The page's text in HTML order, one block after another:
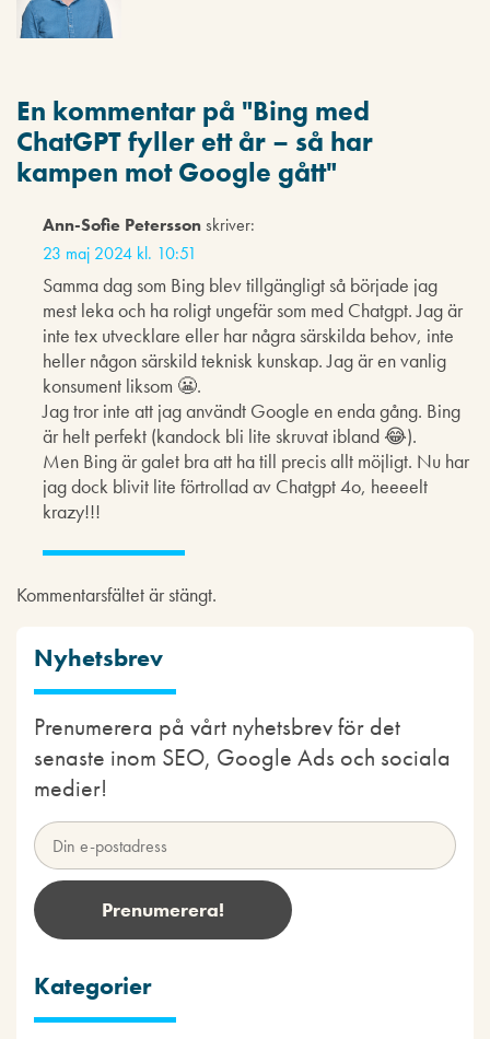
En kommentar på "Bing med
ChatGPT fyller ett år – så har
kampen mot Google gått"
Ann-Sofie Peterssonskriver:
23 maj 2024 kl. 10:51
Samma dag som Bing blev tillgängligt så började jag
mest leka och ha roligt ungefär som med Chatgpt. Jag är
inte tex utvecklare eller har några särskilda behov, inte
heller någon särskild teknisk kunskap. Jag är en vanlig
konsument liksom 😬.
Jag tror inte att jag användt Google en enda gång. Bing
är helt perfekt (kandock bli lite skruvat ibland 😂).
Men Bing är galet bra att ha till precis allt möjligt. Nu har
jag dock blivit lite förtrollad av Chatgpt 4o, heeeelt
krazy!!!
Kommentarsfältet är stängt.
Nyhetsbrev
Prenumerera på vårt nyhetsbrev för det
senaste inom SEO, Google Ads och sociala
medier!
Kategorier